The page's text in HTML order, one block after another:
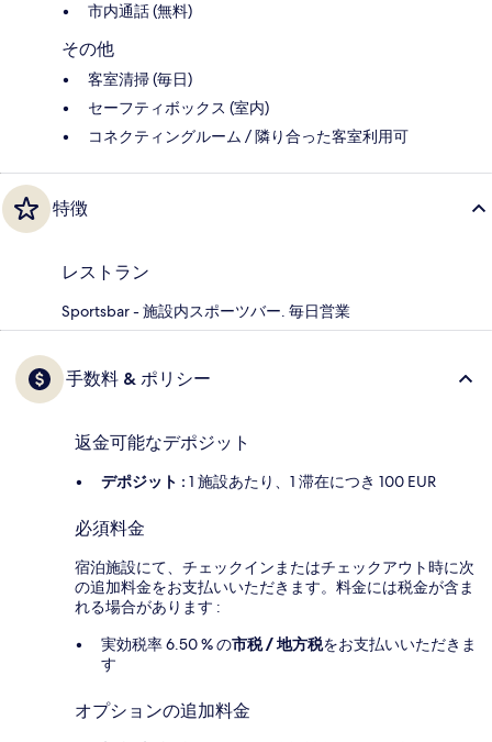
市内通話 (無料)
その他
客室清掃 (毎日)
セーフティボックス (室内)
コネクティングルーム / 隣り合った客室利用可
特徴
レストラン
Sportsbar - 施設内スポーツバー. 毎日営業
手数料 & ポリシー
返金可能なデポジット
デポジット : 1 施設あたり、1 滞在につき 100 EUR
必須料金
宿泊施設にて、チェックインまたはチェックアウト時に次
の追加料金をお支払いいただきます。料金には税金が含ま
れる場合があります :
実効税率 6.50 % の市税 / 地方税をお支払いいただきま
す
オプションの追加料金